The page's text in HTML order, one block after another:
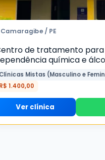
Camaragibe / PE
de tratamento para
química e
Mistas (Masculino e
1.400,00
Ver clínica